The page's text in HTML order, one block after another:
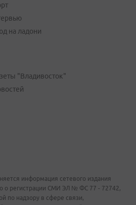
на ладони
"Владивосток"
информация сетевого издания
о регистрации СМИ ЭЛ № ФС 77 - 72742,
по надзору в сфере связи,